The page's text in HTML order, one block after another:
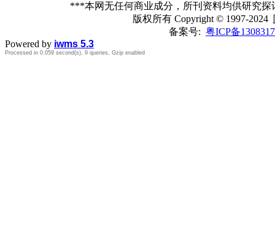
***本网无任何商业成分，所刊资料均供研究
版权所有 Copyright © 1997-2024
备案号: 粤ICP备
Powered by iwms 5.3
Processed in 0.059 second(s), 9 queries, Gzip enabled